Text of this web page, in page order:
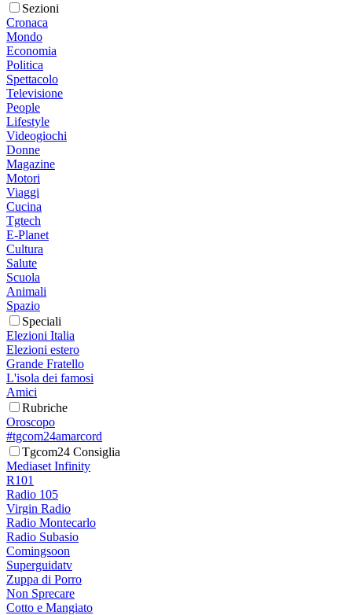
Sezioni
Cronaca
Mondo
Economia
Politica
Spettacolo
Televisione
People
Lifestyle
Videogiochi
Donne
Magazine
Motori
Viaggi
Cucina
Tgtech
E-Planet
Cultura
Salute
Scuola
Animali
Spazio
Speciali
Elezioni Italia
Elezioni estero
Grande Fratello
L'isola dei famosi
Amici
Rubriche
Oroscopo
#tgcom24amarcord
Tgcom24 Consiglia
Mediaset Infinity
R101
Radio 105
Virgin Radio
Radio Montecarlo
Radio Subasio
Comingsoon
Superguidatv
Zuppa di Porro
Non Sprecare
Cotto e Mangiato